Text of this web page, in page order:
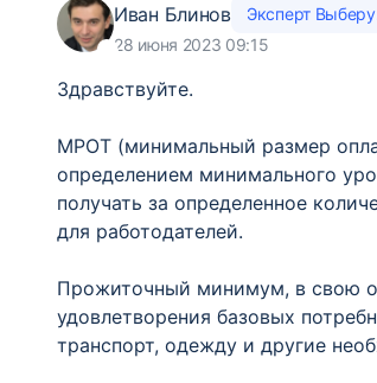
Иван Блинов
Эксперт
28 июня 2023 09:15
Здравствуйте.
МРОТ (минимальный размер
определением минимального
получать за определенное
для работодателей.
Прожиточный минимум, в свою
удовлетворения базовых
транспорт, одежду и другие